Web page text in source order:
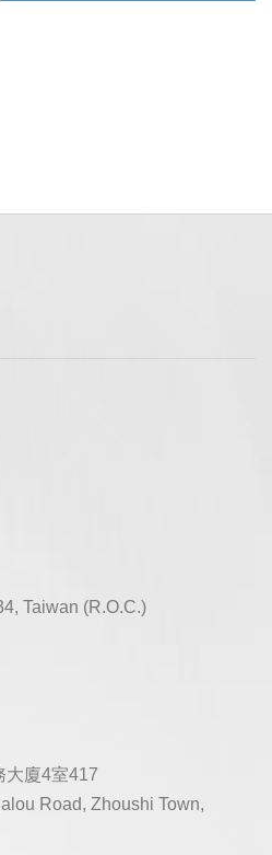
Taiwan (R.O.C.)
大廈4室417
Road, Zhoushi Town,